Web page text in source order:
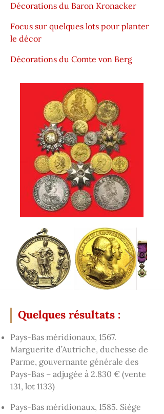
Décorations du Baron Kronacker
Focus sur quelques lots pour planter
le décor
Décorations du Comte von Berg
Quelques résultats :
Pays-Bas méridionaux, 1567.
Marguerite d’Autriche, duchesse de
Parme, gouvernante générale des
Pays-Bas – adjugée à 2.830 € (vente
131, lot 1133)
Pays-Bas méridionaux, 1585. Siège